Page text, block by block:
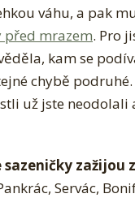
Z
váhu, a pak
před mrazem. Pro
kam se
chybě podruhé.
už jste neodolali
zažijou
Servác,